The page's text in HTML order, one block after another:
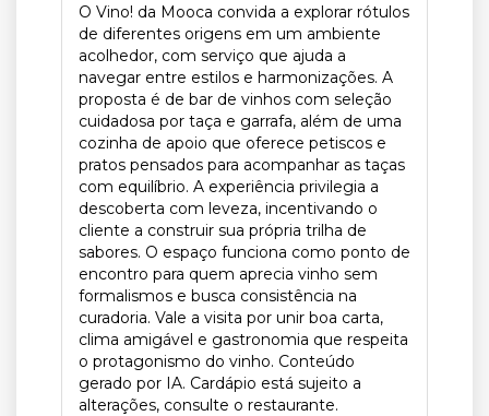
O Vino! da Mooca convida a explorar rótulos
de diferentes origens em um ambiente
acolhedor, com serviço que ajuda a
navegar entre estilos e harmonizações. A
proposta é de bar de vinhos com seleção
cuidadosa por taça e garrafa, além de uma
cozinha de apoio que oferece petiscos e
pratos pensados para acompanhar as taças
com equilíbrio. A experiência privilegia a
descoberta com leveza, incentivando o
cliente a construir sua própria trilha de
sabores. O espaço funciona como ponto de
encontro para quem aprecia vinho sem
formalismos e busca consistência na
curadoria. Vale a visita por unir boa carta,
clima amigável e gastronomia que respeita
o protagonismo do vinho. Conteúdo
gerado por IA. Cardápio está sujeito a
alterações, consulte o restaurante.